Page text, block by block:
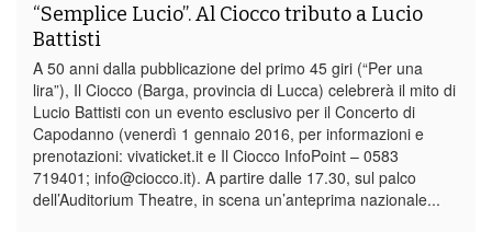
“Semplice Lucio”. Al Ciocco tributo a Lucio
Battisti
A 50 anni dalla pubblicazione del primo 45 giri (“Per una
lira”), Il Ciocco (Barga, provincia di Lucca) celebrerà il mito di
Lucio Battisti con un evento esclusivo per il Concerto di
Capodanno (venerdì 1 gennaio 2016, per informazioni e
prenotazioni: vivaticket.it e Il Ciocco InfoPoint – 0583
719401; info@ciocco.it). A partire dalle 17.30, sul palco
dell’Auditorium Theatre, in scena un’anteprima nazionale...